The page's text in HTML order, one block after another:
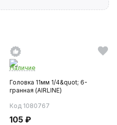
Наличие
Головка 11мм 1/4&quot; 6-
гранная (AIRLINE)
Код 1080767
105 ₽